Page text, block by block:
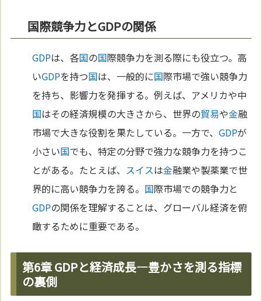
国際競争力とGDPの関係
GDPは、各国の国際競争力を測る際にも役立つ。高
いGDPを持つ国は、一般的に国際市場で強い競争力
を持ち、影響力を発揮する。例えば、アメリカや中
国はその経済規模の大きさから、世界の貿易や金融
市場で大きな役割を果たしている。一方で、GDPが
小さい国でも、特定の分野で強力な競争力を持つこ
とがある。たとえば、 スイスは金融業や製薬業で世
界的に高い競争力を誇る。 国際市場での競争力と
GDPの関係を理解することは、グローバル経済を俯
瞰するために重要である。
第6章 GDPと経済成長—豊かさを測る指標
の裏側